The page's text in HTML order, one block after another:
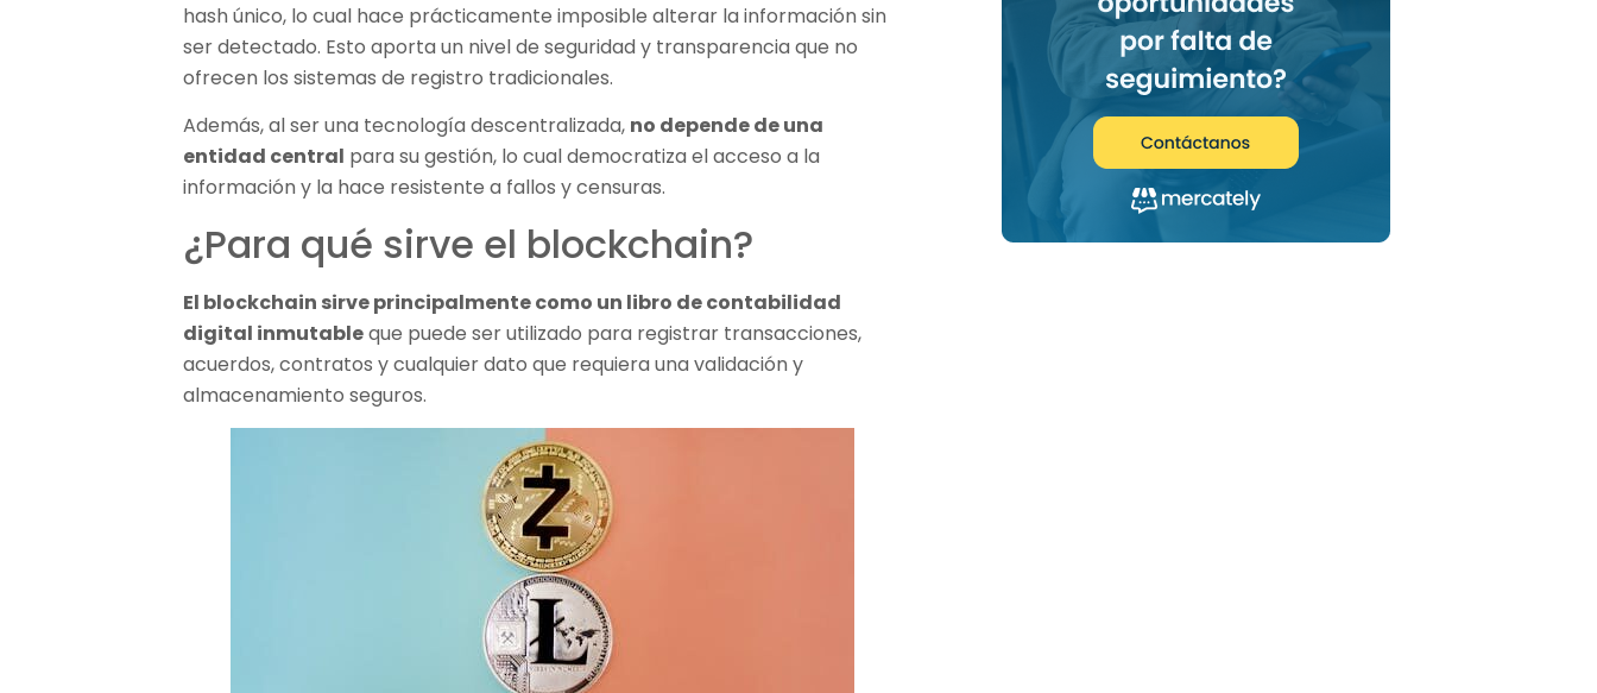
hash único, lo cual hace prácticamente imposible alterar la información sin
ser detectado. Esto aporta un nivel de seguridad y transparencia que no
ofrecen los sistemas de registro tradicionales.
Además, al ser una tecnología descentralizada, no depende de una
entidad central para su gestión, lo cual democratiza el acceso a la
información y la hace resistente a fallos y censuras.
¿Para qué sirve el blockchain?
El blockchain sirve principalmente como un libro de contabilidad
digital inmutableque puede ser utilizado para registrar transacciones,
acuerdos, contratos y cualquier dato que requiera una validación y
almacenamiento seguros.